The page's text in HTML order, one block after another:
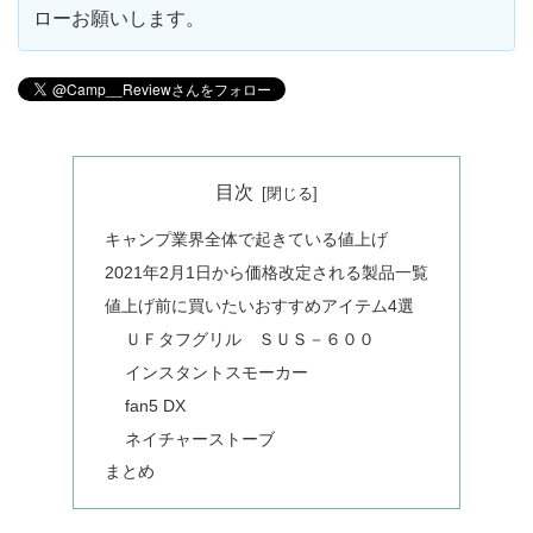
ローお願いします。
目次
キャンプ業界全体で起きている値上げ
2021年2月1日から価格改定される製品一覧
値上げ前に買いたいおすすめアイテム4選
ＵＦタフグリル ＳＵＳ－６００
インスタントスモーカー
fan5 DX
ネイチャーストーブ
まとめ